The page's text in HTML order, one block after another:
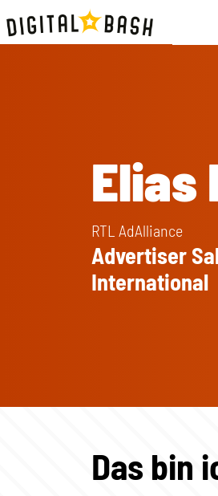
Elias
RTL AdAlliance
Advertiser
International
Das bin